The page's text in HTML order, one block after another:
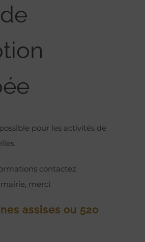
pour les activités de
contactez
merci.
assises ou 520